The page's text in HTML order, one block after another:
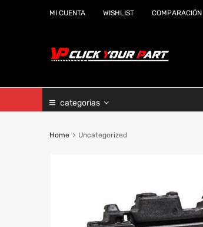
MI CUENTA WISHLIST COMPARACIÓN
categorias
Home Uncategorized